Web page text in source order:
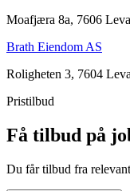
Moafjæra 8a, 7606
Brath Eiendom AS
Roligheten 3, 7604
Pristilbud
Få tilbud på
Du får tilbud fra